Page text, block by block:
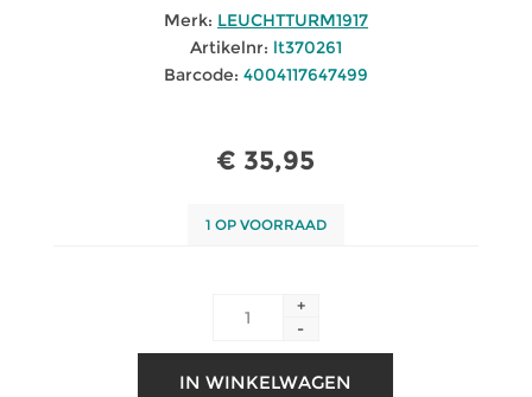
Merk: LEUCHTTURM1917
Artikelnr: lt370261
Barcode: 4004117647499
€ 35,95
1 OP VOORRAAD
+
-